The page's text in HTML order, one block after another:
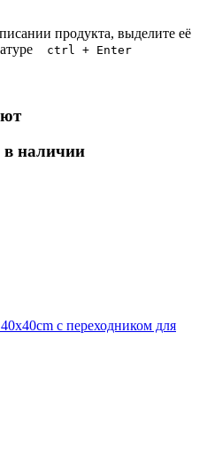
продукта, выделите её
ctrl + Enter
в наличии
с переходником для